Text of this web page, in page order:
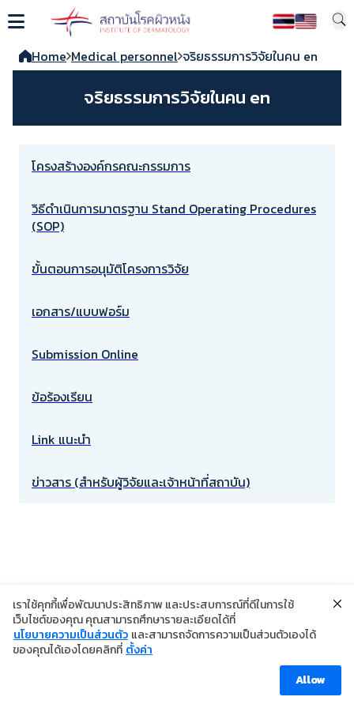
Home Medical personnel จริยธรรมการวิจัยในคน en
จริยธรรมการวิจัยในคน en
โครงสร้างองค์กรคณะกรรมการ
วิธีดำเนินการมาตรฐาน Stand Operating Procedures
(SOP)
ขั้นตอนการอนุมัติโครงการวิจัย
เอกสาร/แบบฟอร์ม
Submission Online
ข้อร้องเรียน
Link แนะนำ
ข่าวสาร (สำหรับผู้วิจัยและเจ้าหน้าที่สถาบัน)
©2024 Copyright Institute of Dermatology Thailand
นโยบายการคุ้มครองข้อมูลส่วนบุคคล
Visitor [ahc_total_visits]
เราใช้คุกกี้เพื่อพัฒนาประสิทธิภาพ และประสบการณ์ที่ดีในการใช้
เว็บไซต์ของคุณ คุณสามารถศึกษารายละเอียดได้ที่
นโยบายความเป็นส่วนตัว และสามารถจัดการความเป็นส่วนตัวเองได้
ของคุณได้เองโดยคลิกที่ ตั้งค่า
Allow